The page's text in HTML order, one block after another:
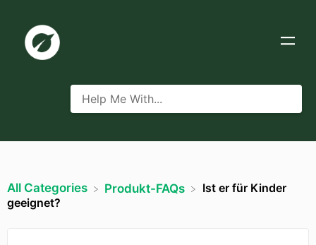
All Categories ​Produkt-FAQs
Ist er für Kinder
geeignet?